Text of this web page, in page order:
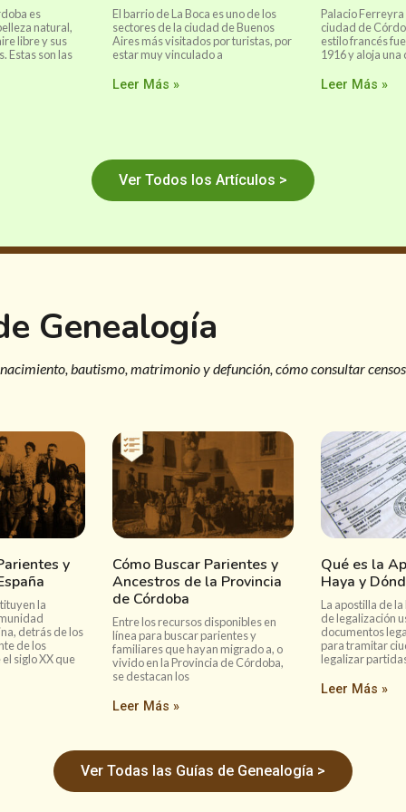
es
natural,
libre y sus
Estas son las
El barrio de La Boca es uno de los
sectores de la ciudad de Buenos
Aires más visitados por turistas, por
estar muy vinculado a
Leer Más »
Palacio
ciudad de
estilo francés
1916 y aloja
Leer Más »
Ver Todos los Artículos >
Genealogía
bautismo, matrimonio y defunción, cómo consultar censos
y
la
detrás de los
de los
siglo XX que
Cómo Buscar Parientes y
Ancestros de la Provincia
de Córdoba
Entre los recursos disponibles en
línea para buscar parientes y
familiares que hayan migrado a, o
vivido en la Provincia de Córdoba,
se destacan los
Leer Más »
Qué es la
Haya y
La apostilla de
de legalización
documentos
para tramitar
legalizar
Leer Más »
Ver Todas las Guías de Genealogía >